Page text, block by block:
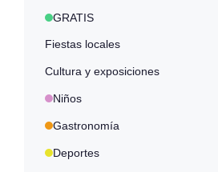
GRATIS
Fiestas locales
Cultura y exposiciones
Niños
Gastronomía
Deportes